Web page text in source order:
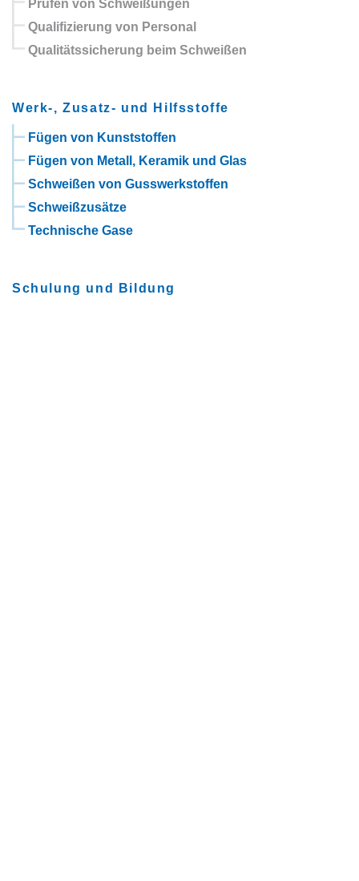
Prüfen von Schweißungen
Qualifizierung von Personal
Qualitätssicherung beim Schweißen
Werk-, Zusatz- und Hilfsstoffe
Fügen von Kunststoffen
Fügen von Metall, Keramik und Glas
Schweißen von Gusswerkstoffen
Schweißzusätze
Technische Gase
Schulung und Bildung